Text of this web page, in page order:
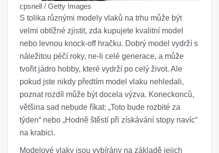
cpsnell / Getty Images
S tolika různými modely vlaků na trhu může být
velmi obtížné zjistit, zda kupujete kvalitní model
nebo levnou knock-off hračku. Dobrý model vydrží s
náležitou péčí roky, ne-li celé generace, a může
tvořit jádro hobby, které vydrží po celý život. Ale
pokud jste nikdy předtím model vlaku nehledali,
poznat rozdíl může být docela výzva. Koneckonců,
většina sad nebude říkat: „Toto bude rozbité za
týden“ nebo „Hodně štěstí při získávání stopy navíc“
na krabici.
Modelové vlaky jsou vybírány na základě jejich